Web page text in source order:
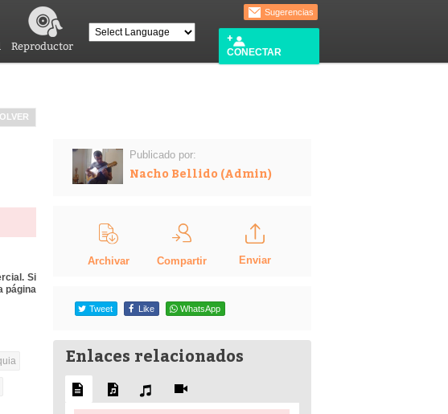
Reproductor
Sugerencias
CONECTAR
Si
página
Publicado por:
Nacho Bellido (Admin)
Archivar Compartir Enviar
Tweet Like WhatsApp
Enlaces relacionados